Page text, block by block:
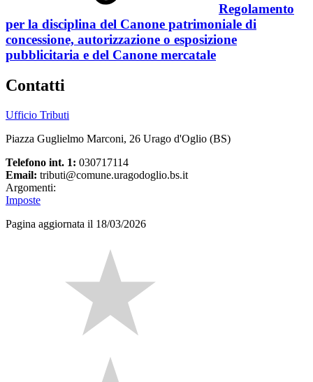
Regolamento
per la disciplina del Canone patrimoniale di
concessione, autorizzazione o esposizione
pubblicitaria e del Canone mercatale
Contatti
Ufficio Tributi
Piazza Guglielmo Marconi, 26 Urago d'Oglio (BS)
Telefono int. 1: 030717114
Email: tributi@comune.uragodoglio.bs.it
Argomenti:
Imposte
Pagina aggiornata il 18/03/2026